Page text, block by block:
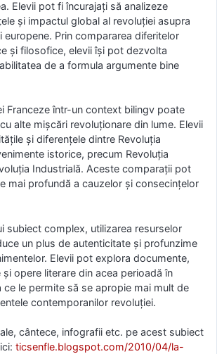
Elevii pot fi încurajați să analizeze
și impactul global al revoluției asupra
europene. Prin compararea diferitelor
și filosofice, elevii își pot dezvolta
de a formula argumente bine
Franceze într-un context bilingv poate
alte mișcări revoluționare din lume. Elevii
și diferențele dintre Revoluția
istorice, precum Revoluția
Industrială. Aceste comparații pot
mai profundă a cauzelor și consecințelor
subiect complex, utilizarea resurselor
un plus de autenticitate și profunzime
Elevii pot explora documente,
opere literare din acea perioadă în
ce le permite să se apropie mai mult de
contemporanilor revoluției.
cântece, infografii etc. pe acest subiect
ticsenfle.blogspot.com/2010/04/la-